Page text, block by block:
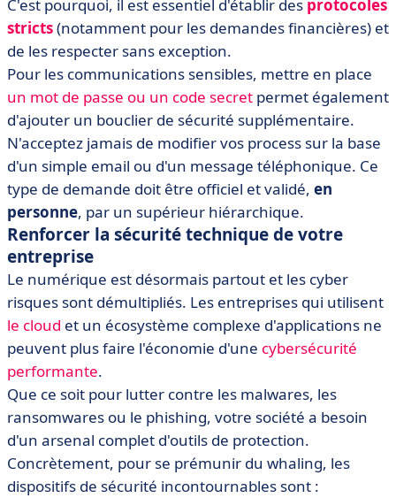
C'est pourquoi, il est essentiel d'établir des protocoles
stricts(notamment pour les demandes financières) et
de les respecter sans exception.
Pour les communications sensibles, mettre en place
un mot de passe ou un code secret permet également
d'ajouter un bouclier de sécurité supplémentaire.
N'acceptez jamais de modifier vos process sur la base
d'un simple email ou d'un message téléphonique. Ce
type de demande doit être officiel et validé, en
personne, par un supérieur hiérarchique.
Renforcer la sécurité technique de votre
entreprise
Le numérique est désormais partout et les cyber
risques sont démultipliés. Les entreprises qui utilisent
le cloud et un écosystème complexe d'applications ne
peuvent plus faire l'économie d'une cybersécurité
performante.
Que ce soit pour lutter contre les malwares, les
ransomwares ou le phishing, votre société a besoin
d'un arsenal complet d'outils de protection.
Concrètement, pour se prémunir du whaling, les
dispositifs de sécurité incontournables sont :